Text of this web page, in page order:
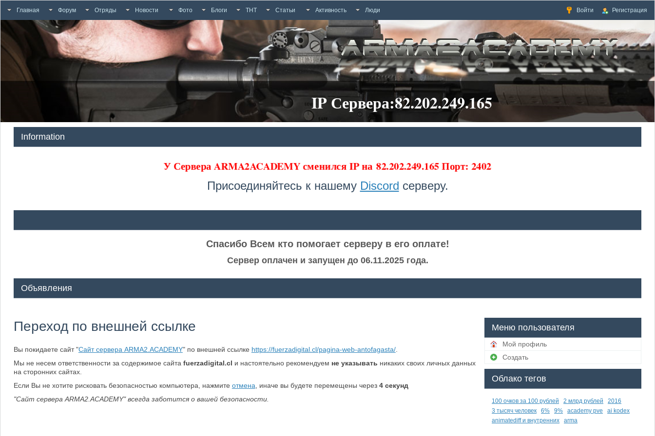
Главная Форум Отряды Новости Фото Блоги ТНТ Статьи Активность Люди Войти Регистрация
IP Сервера:82.202.249.165
Information
У Сервера ARMA2ACADEMY сменился IP на82.202.249.165 Порт: 2402
Присоединяйтесь к нашему Discord серверу.
Спасибо Всем кто помогает серверу в его оплате!
Сервер оплачен и запущен до 06.11.2025 года.
Объявления
Переход по внешней ссылке
Вы покидаете сайт "Сайт сервера ARMA2.ACADEMY" по внешней ссылке https://fuerzadigital.cl/pagina-web-antofagasta/.
Мы не несем ответственности за содержимое сайта fuerzadigital.cl и настоятельно рекомендуем не указывать никаких своих личных данных
на сторонних сайтах.
Если Вы не хотите рисковать безопасностью компьютера, нажмите отмена , иначе вы будете перемещены через 4секунд
"Сайт сервера ARMA2.ACADEMY" всегда заботится о вашей безопасности.
Меню пользователя
Мой профиль
Создать
Облако тегов
100 очков за 100 рублей 2 млрд рублей
2016
3 тысяч человек
6% 9% academy pve
ai kodex
animatediff и внутренних
arma